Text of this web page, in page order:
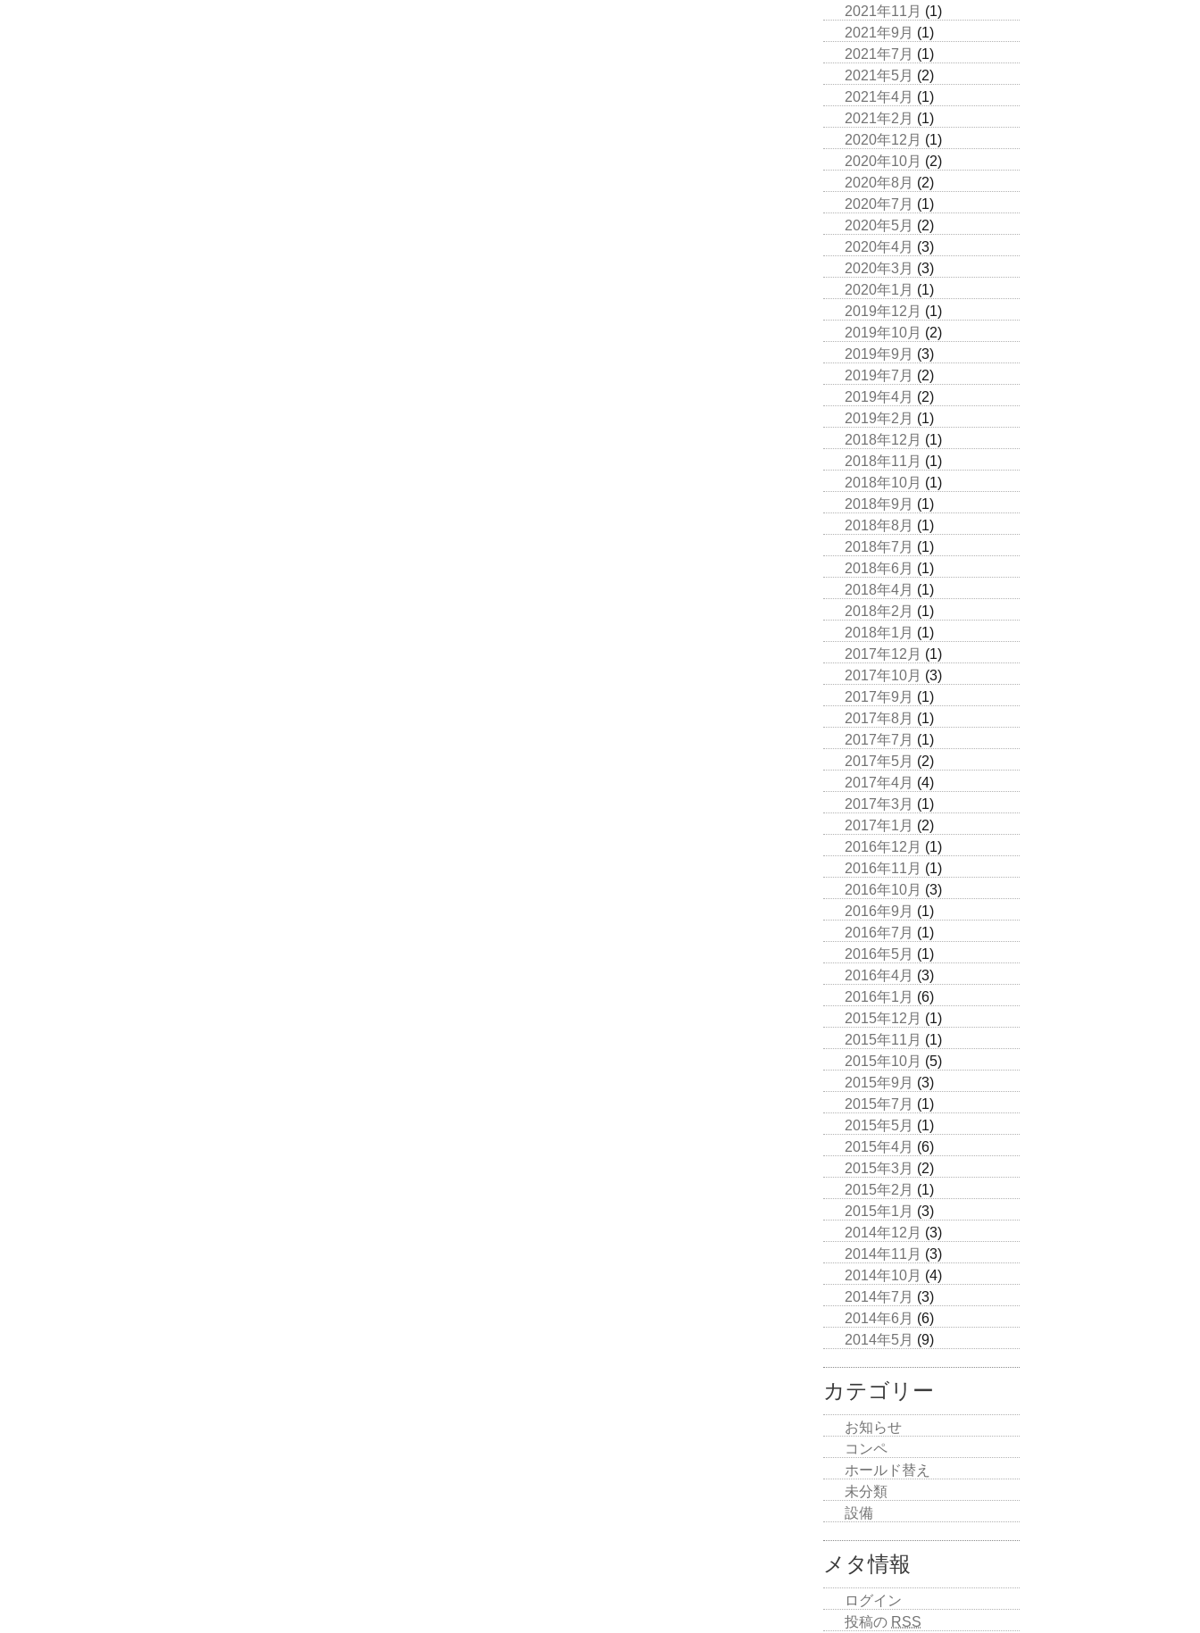
2021年11月 (1)
2021年9月 (1)
2021年7月 (1)
2021年5月 (2)
2021年4月 (1)
2021年2月 (1)
2020年12月 (1)
2020年10月 (2)
2020年8月 (2)
2020年7月 (1)
2020年5月 (2)
2020年4月 (3)
2020年3月 (3)
2020年1月 (1)
2019年12月 (1)
2019年10月 (2)
2019年9月 (3)
2019年7月 (2)
2019年4月 (2)
2019年2月 (1)
2018年12月 (1)
2018年11月 (1)
2018年10月 (1)
2018年9月 (1)
2018年8月 (1)
2018年7月 (1)
2018年6月 (1)
2018年4月 (1)
2018年2月 (1)
2018年1月 (1)
2017年12月 (1)
2017年10月 (3)
2017年9月 (1)
2017年8月 (1)
2017年7月 (1)
2017年5月 (2)
2017年4月 (4)
2017年3月 (1)
2017年1月 (2)
2016年12月 (1)
2016年11月 (1)
2016年10月 (3)
2016年9月 (1)
2016年7月 (1)
2016年5月 (1)
2016年4月 (3)
2016年1月 (6)
2015年12月 (1)
2015年11月 (1)
2015年10月 (5)
2015年9月 (3)
2015年7月 (1)
2015年5月 (1)
2015年4月 (6)
2015年3月 (2)
2015年2月 (1)
2015年1月 (3)
2014年12月 (3)
2014年11月 (3)
2014年10月 (4)
2014年7月 (3)
2014年6月 (6)
2014年5月 (9)
カテゴリー
お知らせ
コンペ
ホールド替え
未分類
設備
メタ情報
ログイン
投稿の RSS